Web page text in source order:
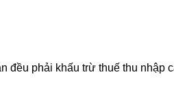
đều phải khấu trừ thuế thu nhập